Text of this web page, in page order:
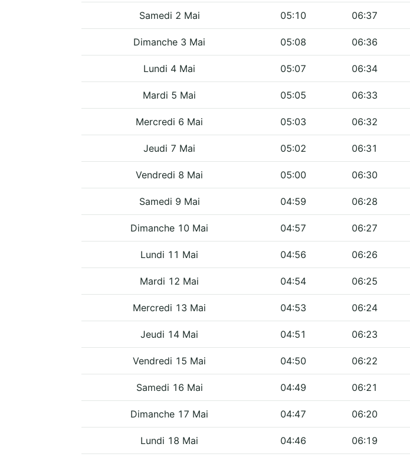
Samedi 2 Mai 05:10 06:37
Dimanche 3 Mai 05:08 06:36
Lundi 4 Mai 05:07 06:34
Mardi 5 Mai 05:05 06:33
Mercredi 6 Mai 05:03 06:32
Jeudi 7 Mai 05:02 06:31
Vendredi 8 Mai 05:00 06:30
Samedi 9 Mai 04:59 06:28
Dimanche 10 Mai 04:57 06:27
Lundi 11 Mai 04:56 06:26
Mardi 12 Mai 04:54 06:25
Mercredi 13 Mai 04:53 06:24
Jeudi 14 Mai 04:51 06:23
Vendredi 15 Mai 04:50 06:22
Samedi 16 Mai 04:49 06:21
Dimanche 17 Mai 04:47 06:20
Lundi 18 Mai 04:46 06:19